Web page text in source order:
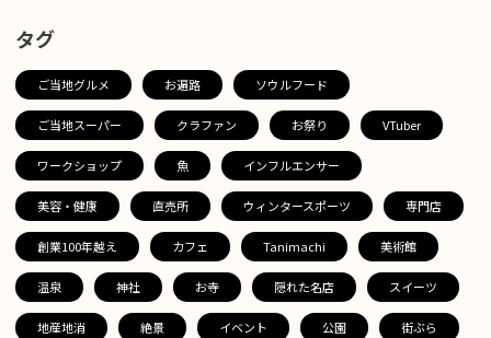
タグ
ご当地グルメ お遍路 ソウルフード
ご当地スーパー クラファン お祭り VTuber
ワークショップ 魚 インフルエンサー
美容・健康 直売所 ウィンタースポーツ 専門店
創業100年越え カフェ Tanimachi 美術館
温泉 神社 お寺 隠れた名店 スイーツ
地産地消 絶景 イベント 公園 街ぶら